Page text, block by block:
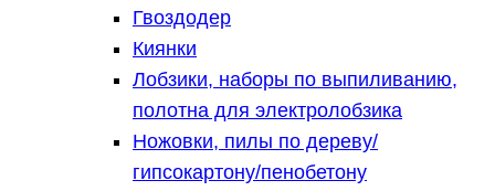
Гвоздодер
Киянки
Лобзики, наборы по выпиливанию,
полотна для электролобзика
Ножовки, пилы по дереву/
гипсокартону/пенобетону